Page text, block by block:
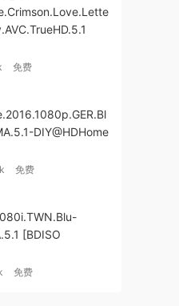
免费
DIY@HDHome
免费
[BDISO
免费